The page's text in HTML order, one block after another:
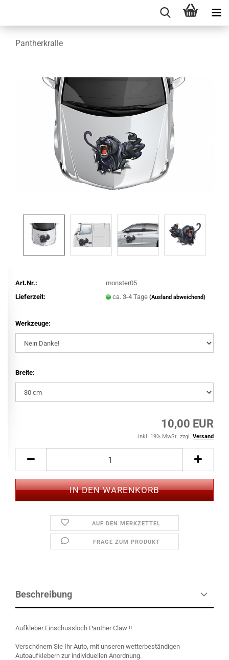
Pantherkralle
Art.Nr.:
monster05
Lieferzeit:
ca. 3-4 Tage (Ausland abweichend)
Werkzeuge:
Breite:
10,00 EUR
inkl. 19% MwSt. zzgl. Versand
AUF DEN MERKZETTEL
FRAGE ZUM PRODUKT
Beschreibung
Aufkleber Einschussloch Panther Claw !!
Verschönern Sie Ihr Auto, mit unseren wetterbeständigen
Autoaufklebern zur individuellen Anordnung.